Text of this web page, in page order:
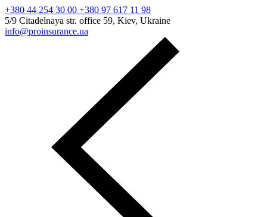
+380 44 254 30 00 +380 97 617 11 98
5/9 Citadelnaya str. office 59, Kiev, Ukraine
info@proinsurance.ua